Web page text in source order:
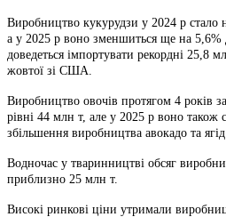
Виробництво кукурудзи у 2024 р стало
а у 2025 р воно зменшиться ще на 5,6%
доведеться імпортувати рекордні 25,8
жовтої зі США.
Виробництво овочів протягом 4 років
рівні 44 млн т, але у 2025 р воно також
збільшення виробництва авокадо та
Водночас у тваринництві обсяг
приблизно 25 млн т.
Високі ринкові ціни утримали